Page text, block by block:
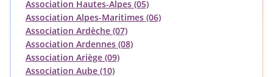
Association Hautes-Alpes (05)
Association Alpes-Maritimes (06)
Association Ardèche (07)
Association Ardennes (08)
Association Ariège (09)
Association Aube (10)